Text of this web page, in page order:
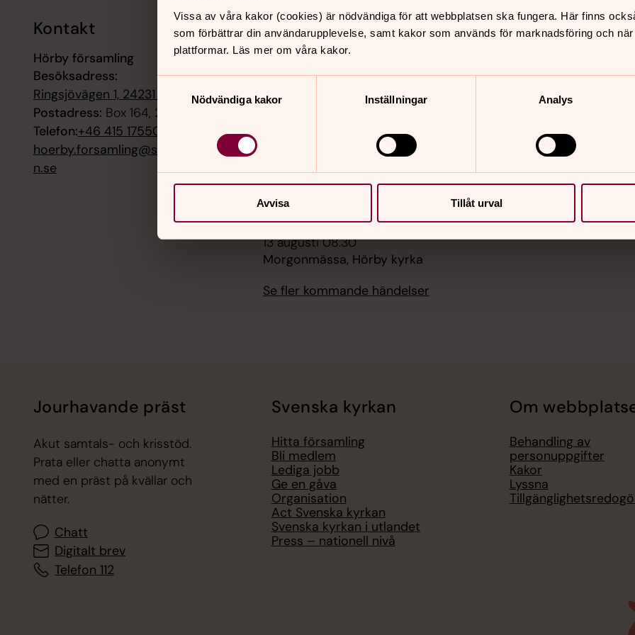
Vissa av våra kakor (cookies) är nödvändiga för att webbplatsen ska fungera. Här finns
som förbättrar din användarupplevelse, samt kakor som används för marknadsföring och
plattformar. Läs mer om våra kakor.
Nödvändiga kakor
Inställningar Analys
Avvisa Tillåt urval
Kontakt
Hörby församling
Besöksadress:
Ringsjövägen 1, 24231 Hörby
Postadress: Box 164, 24222 Hörby
Telefon:+46 415 17550
hoerby.forsamling@svenskakyrka
n.se
Kalender
9 augusti 10.00
Mässa, Hörby kyrka
Södra Rörums Församlingshem
11 augusti 19.00
kyrka
13 augusti 08.30
Morgonmässa, Hörby kyrka
Se fler kommande händelser
Hitta snabbt
Personal
Sidkarta
Jourhavande präst
Akut samtals- och krisstöd.
Prata eller chatta anonymt
med en präst på kvällar och
nätter.
Chatt
Digitalt brev
Telefon 112
Svenska kyrkan
Hitta församling
Bli medlem
Lediga jobb
Ge en gåva
Organisation
Act Svenska kyrkan
Svenska kyrkan i utlandet
Press – nationell nivå
Om
Behandling av
personuppgifter
Kakor
Lyssna